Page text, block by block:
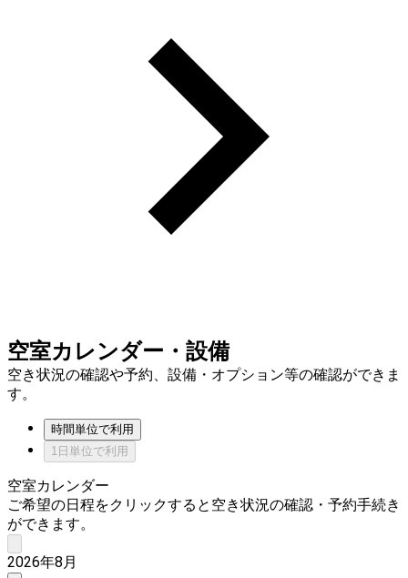
空室カレンダー・設備
空き状況の確認や予約、設備・オプション等の確認ができま
す。
時間単位で利用
1日単位で利用
空室カレンダー
ご希望の日程をクリックすると空き状況の確認・予約手続き
ができます。
2026年8月